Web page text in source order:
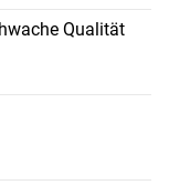
Qualität